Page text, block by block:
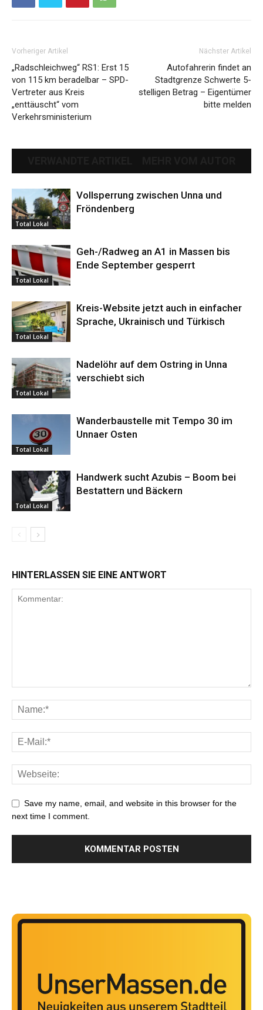
Vorheriger Artikel
„Radschleichweg“ RS1: Erst 15
von 115 km beradelbar – SPD-
Vertreter aus Kreis
„enttäuscht“ vom
Verkehrsministerium
Nächster Artikel
Autofahrerin findet an
Stadtgrenze Schwerte 5-
stelligen Betrag – Eigentümer
bitte melden
Total Lokal
Vollsperrung zwischen Unna und
Fröndenberg
Total Lokal
Geh-/Radweg an A1 in Massen bis
Ende September gesperrt
Total Lokal
Kreis-Website jetzt auch in einfacher
Sprache, Ukrainisch und Türkisch
Total Lokal
Nadelöhr auf dem Ostring in Unna
verschiebt sich
Total Lokal
Wanderbaustelle mit Tempo 30 im
Unnaer Osten
Total Lokal
Handwerk sucht Azubis – Boom bei
Bestattern und Bäckern
HINTERLASSEN SIE EINE ANTWORT
Save my name, email, and website in this browser for the
next time I comment.